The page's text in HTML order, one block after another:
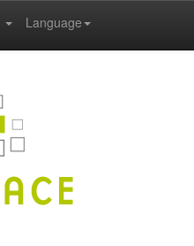
Language